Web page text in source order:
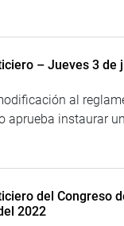
– Jueves 3 de
al
aprueba instaurar
del Congreso
2022